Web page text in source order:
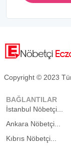
Copyright © 2023
BAĞLANTILAR
İstanbul Nöbetçi...
Ankara Nöbetçi...
Kıbrıs Nöbetçi...